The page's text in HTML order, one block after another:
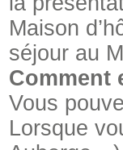
Maison
séjour au
Comment
Vous
Lorsque